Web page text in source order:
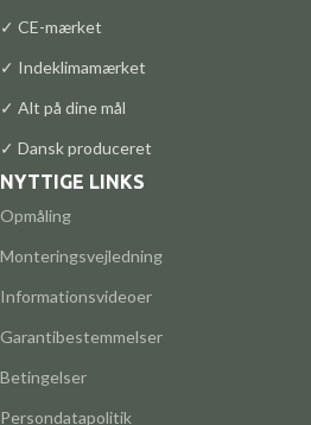
✓ CE-mærket
✓ Indeklimamærket
✓ Alt på dine mål
✓ Dansk produceret
NYTTIGE LINKS
Opmåling
Monteringsvejledning
Informationsvideoer
Garantibestemmelser
Betingelser
Persondatapolitik